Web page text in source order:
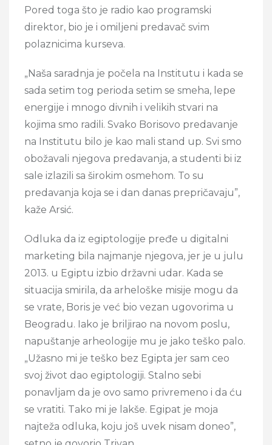
Pored toga što je radio kao programski
direktor, bio je i omiljeni predavač svim
polaznicima kurseva.
„Naša saradnja je počela na Institutu i kada se
sada setim tog perioda setim se smeha, lepe
energije i mnogo divnih i velikih stvari na
kojima smo radili. Svako Borisovo predavanje
na Institutu bilo je kao mali stand up. Svi smo
obožavali njegova predavanja, a studenti bi iz
sale izlazili sa širokim osmehom. To su
predavanja koja se i dan danas prepričavaju”,
kaže Arsić.
Odluka da iz egiptologije pređe u digitalni
marketing bila najmanje njegova, jer je u julu
2013. u Egiptu izbio državni udar. Kada se
situacija smirila, da arheloške misije mogu da
se vrate, Boris je već bio vezan ugovorima u
Beogradu. Iako je briljirao na novom poslu,
napuštanje arheologije mu je jako teško palo.
„Užasno mi je teško bez Egipta jer sam ceo
svoj život dao egiptologiji. Stalno sebi
ponavljam da je ovo samo privremeno i da ću
se vratiti. Tako mi je lakše. Egipat je moja
najteža odluka, koju još uvek nisam doneo”,